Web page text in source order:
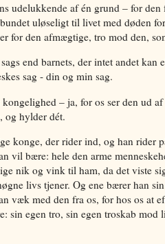
udelukkende af én grund – for
uløseligt til livet med døden
for den afmægtige, tro mod den,
end barnets, der intet andet kan
sag - din og min sag.
kongelighed – ja, for os ser den ud
og hylder dét.
konge, der rider ind, og han rider
vil bære: hele den arme
nik og vink til ham, da det viste
livs tjener. Og ene bærer han
væk med den fra os, for hos os at
sin egen tro, sin egen troskab mod